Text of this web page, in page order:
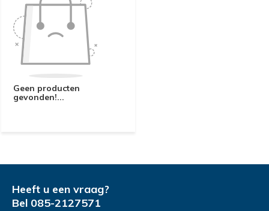
Geen producten
gevonden!...
Heeft u een vraag?
Bel 085-2127571